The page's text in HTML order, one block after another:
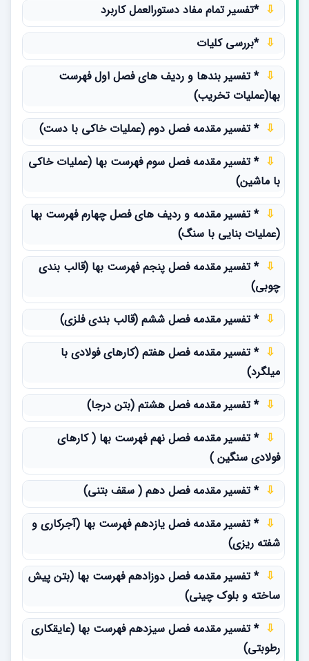
*تفسیر تمام مفاد دستورالعمل کاربرد
*بررسی کلیات
* تفسیر بندها و ردیف های فصل اول فهرست
بها(عملیات تخریب)
* تفسیر مقدمه فصل دوم (عملیات خاکی با دست)
* تفسیر مقدمه فصل سوم فهرست بها (عملیات خاکی
با ماشین)
* تفسیر مقدمه و ردیف های فصل چهارم فهرست بها
(عملیات بنایی با سنگ)
* تفسیر مقدمه فصل پنجم فهرست بها (قالب بندی
چوبی)
* تفسیر مقدمه فصل ششم (قالب بندی فلزی)
* تفسیر مقدمه فصل هفتم (کارهای فولادی با
میلگرد)
* تفسیر مقدمه فصل هشتم (بتن درجا)
* تفسیر مقدمه فصل نهم فهرست بها ( کارهای
فولادی سنگین )
* تفسیر مقدمه فصل دهم ( سقف بتنی)
* تفسیر مقدمه فصل یازدهم فهرست بها (آجرکاری و
شفته ریزی)
* تفسیر مقدمه فصل دوزادهم فهرست بها (بتن پیش
ساخته و بلوک چینی)
* تفسیر مقدمه فصل سیزدهم فهرست بها (عایقکاری
رطوبتی)